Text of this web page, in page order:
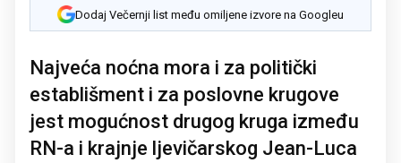
Dodaj Večernji list među omiljene izvore na Googleu
Najveća noćna mora i za politički
establišment i za poslovne krugove
jest mogućnost drugog kruga između
RN-a i krajnje ljevičarskog Jean-Luca